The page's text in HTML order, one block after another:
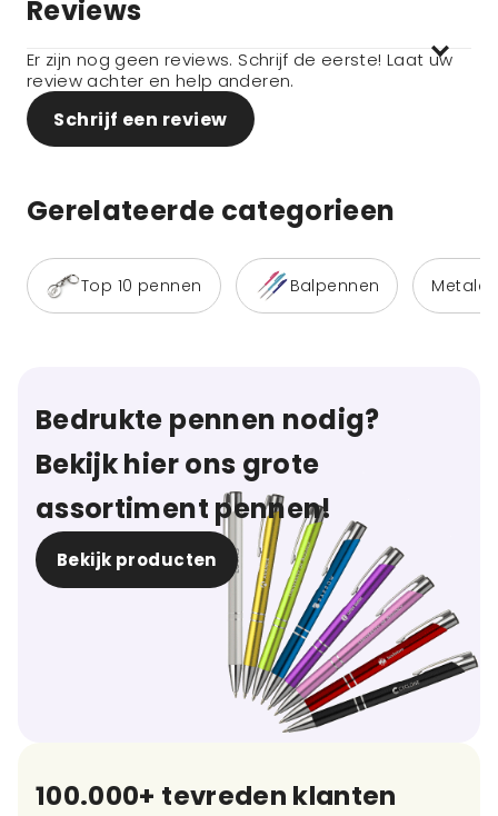
Reviews
Er zijn nog geen reviews. Schrijf de eerste! Laat uw
review achter en help anderen.
Schrijf een review
Gerelateerde categorieen
Top 10 pennen Balpennen
Bedrukte pennen nodig?
Bekijk hier ons grote
assortiment pennen!
Bekijk producten
100.000+ tevreden klanten